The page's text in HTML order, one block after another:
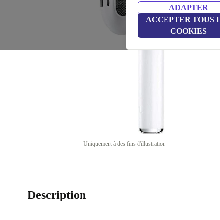
ADAPTER
ACCEPTER TOUS
COOKIES
Uniquement à des fins d'illustration
Description